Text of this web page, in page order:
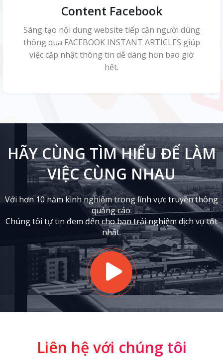
Content Facebook
Sáng tạo nội dung website tiếp cận người dùng
thông qua FACEBOOK INSTANT ARTICLES giúp
việc cập nhật thông tin dễ dàng hơn bao giờ
hết.
HÃY CÙNG TÌM HIỂU ĐỂ LÀM
VIỆC CÙNG NHAU
Với hơn 10 năm kinh nghiệm trong lĩnh vực truyền thông
quảng cáo.
Chúng tôi tự tin đem đến cho bạn trải nghiệm dịch vụ tốt
nhất.
Liên hệ với chúng tôi